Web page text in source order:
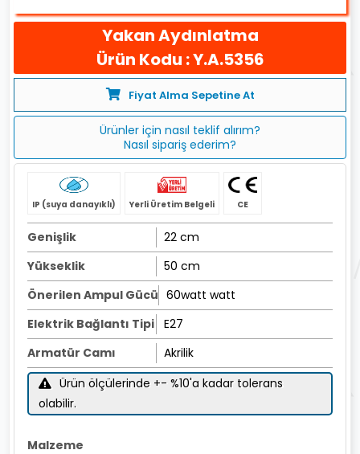
Yakan Aydınlatma
Ürün Kodu : Y.A.5356
Fiyat Alma Sepetine At
Ürünler için nasıl teklif alırım?
Nasıl sipariş ederim?
IP (suya danayıklı) Yerli Üretim Belgeli CE
Genişlik
22 cm
Yükseklik
50 cm
Önerilen Ampul Gücü 60watt watt
Elektrik Bağlantı Tipi
E27
Armatür Camı
Akrilik
Ürün ölçülerinde +- %10'a kadar tolerans
olabilir.
Malzeme